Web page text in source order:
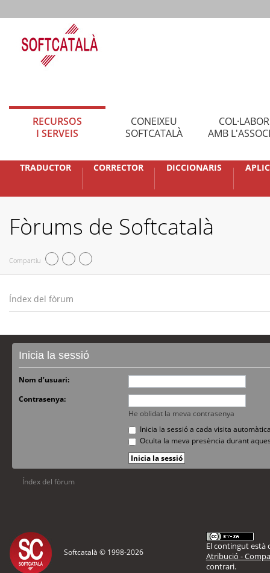
RECURSOS
I SERVEIS
CONEIXEU
SOFTCATALÀ
AMB
TRADUCTOR CORRECTOR DICCIONARIS
Fòrums de Softcatalà
Compartiu
Índex del fòrum
Inicia la sessió
Nom d’usuari:
Contrasenya:
He oblidat la meva contrasenya
Inicia la sessió a cada visita
Oculta la meva presència durant
Índex del fòrum
Softcatalà © 1998-2026
El contingut està
Atribució -
contrari.